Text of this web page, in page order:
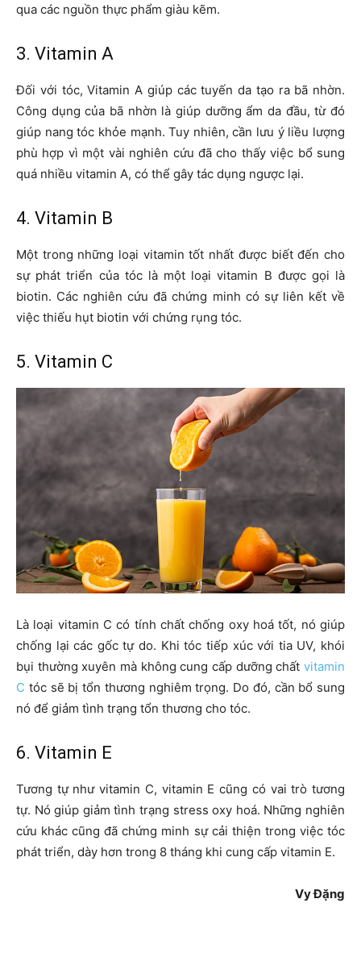
qua các nguồn thực phẩm giàu kẽm.
3. Vitamin A
Đối với tóc, Vitamin A giúp các tuyến da tạo ra bã nhờn.
Công dụng của bã nhờn là giúp dưỡng ẩm da đầu, từ đó
giúp nang tóc khỏe mạnh. Tuy nhiên, cần lưu ý liều lượng
phù hợp vì một vài nghiên cứu đã cho thấy việc bổ sung
quá nhiều vitamin A, có thể gây tác dụng ngược lại.
4. Vitamin B
Một trong những loại vitamin tốt nhất được biết đến cho
sự phát triển của tóc là một loại vitamin B được gọi là
biotin. Các nghiên cứu đã chứng minh có sự liên kết về
việc thiếu hụt biotin với chứng rụng tóc.
5. Vitamin C
Là loại vitamin C có tính chất chống oxy hoá tốt, nó giúp
chống lại các gốc tự do. Khi tóc tiếp xúc với tia UV, khói
bụi thường xuyên mà không cung cấp dưỡng chất vitamin
C tóc sẽ bị tổn thương nghiêm trọng. Do đó, cần bổ sung
nó để giảm tình trạng tổn thương cho tóc.
6. Vitamin E
Tương tự như vitamin C, vitamin E cũng có vai trò tương
tự. Nó giúp giảm tình trạng stress oxy hoá. Những nghiên
cứu khác cũng đã chứng minh sự cải thiện trong việc tóc
phát triển, dày hơn trong 8 tháng khi cung cấp vitamin E.
Vy Đặng